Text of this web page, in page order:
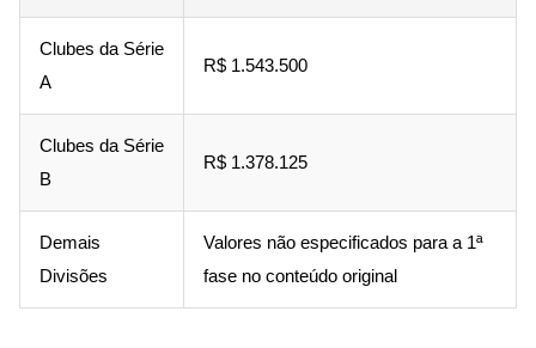
Clubes da Série
A
R$ 1.543.500
Clubes da Série
B
R$ 1.378.125
Demais
Divisões
Valores não especificados para a 1ª
fase no conteúdo original